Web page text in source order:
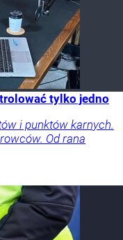
tylko jedno
i punktów karnych.
Od rana